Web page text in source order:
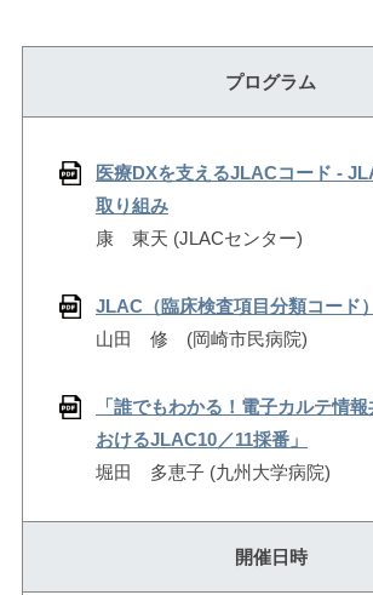
プログラム
医療DXを支えるJLACコード -
取り組み
康 東天 (JLACセンター)
JLAC（臨床検査項目分類コード
山田 修 (岡崎市民病院)
「誰でもわかる！電子カルテ情
おけるJLAC10／11採番」
堀田 多恵子 (九州大学病院)
開催日時